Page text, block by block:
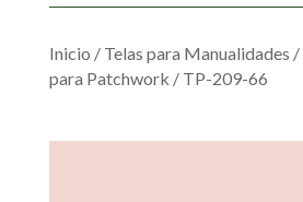
Inicio / Telas para Manualidades /
para Patchwork / TP-209-66